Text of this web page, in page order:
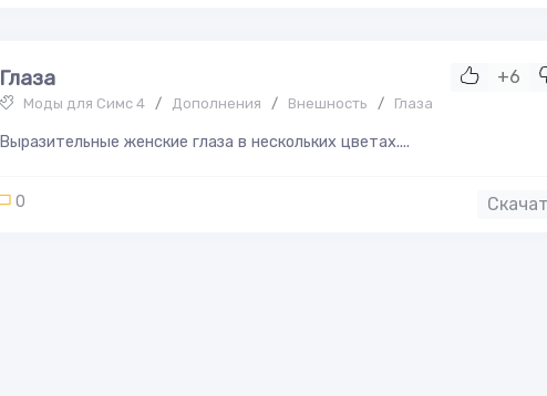
+6
Глаза
Моды для Симс 4 / Дополнения / Внешность / Глаза
Выразительные женские глаза в нескольких цветах....
0